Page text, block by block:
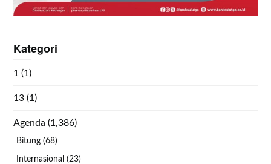
Kategori
1 (1)
13 (1)
Agenda (1,386)
Bitung (68)
Internasional (23)